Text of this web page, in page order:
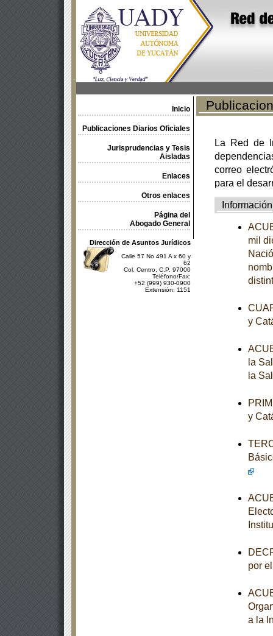
Inicio
Publicaciones Diarios Oficiales
Jurisprudencias y Tesis
Aisladas
Enlaces
Otros enlaces
Página del
Abogado General
Dirección de Asuntos Jurídicos
Calle 57 No 491 A x 60 y
62
Col. Centro, C.P. 97000
Teléfono/Fax:
+52 (999) 930-0900
Extensión: 1151
La Red de
correo
para el
Información
mil
y
la
la
y
por
a la